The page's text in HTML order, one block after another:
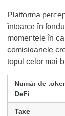
Platforma
întoarce în
momentele în
comisioanele
topul celor mai
Număr de
DeFi
Taxe